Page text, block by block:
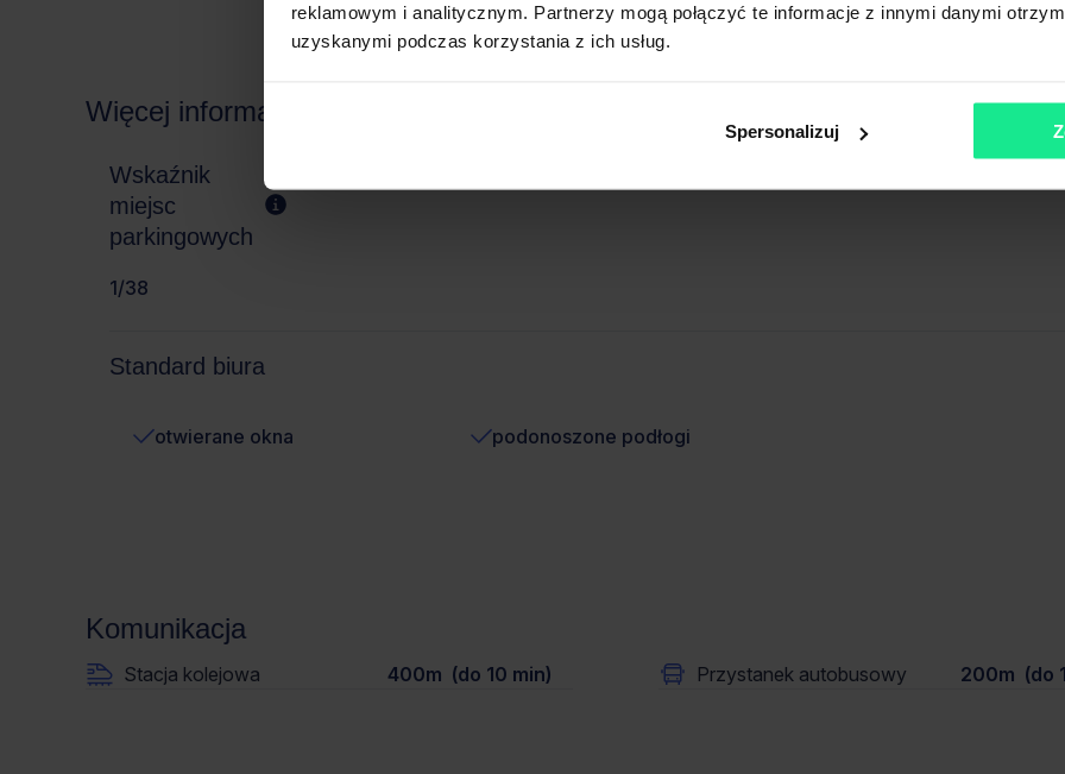
reklamowym i analitycznym. Partnerzy mogą połączyć te informacje z innymi danymi
uzyskanymi podczas korzystania z ich usług.
Spersonalizuj
Więcej informacji
Wskaźnik
miejsc
parkingowych
1/38
Standard biura
otwierane okna podonoszone podłogi
Komunikacja
Stacja kolejowa 400m (do 10 min) Przystanek autobusowy 200m (do